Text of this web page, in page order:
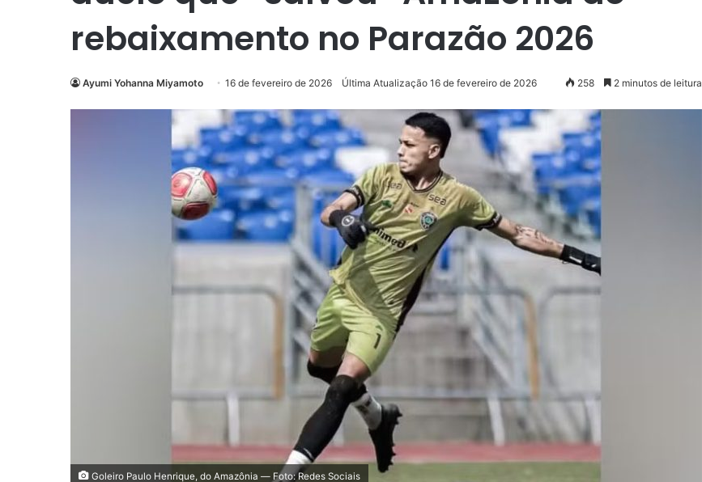
rebaixamento no Parazão 2026
Ayumi Yohanna Miyamoto 16 de fevereiro de 2026 Última Atualização 16 de fevereiro de 2026 258 2 minutos de leitura
Goleiro Paulo Henrique, do Amazônia — Foto: Redes Sociais